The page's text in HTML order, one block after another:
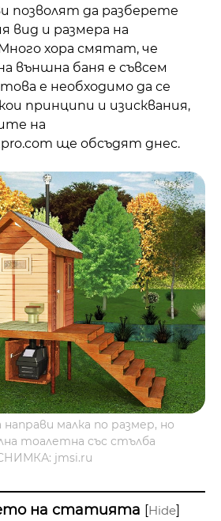
да разберете
вид и размера на
хора смятат, че
външна баня е съвсем
е необходимо да се
принципи и изисквания,
на
ще обсъдят днес.
малка по размер, но
тоалетна със стълба
jmsi.ru
на статията [Hide]